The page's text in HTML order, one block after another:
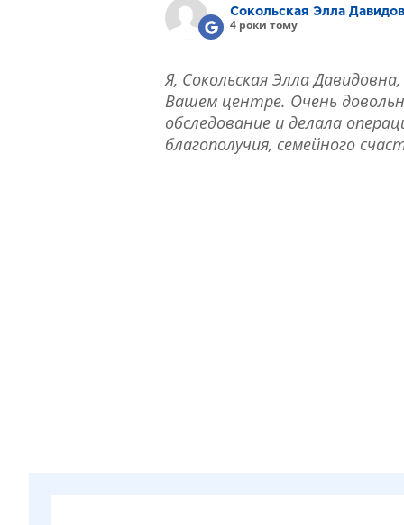
Сокольская Элла
4 роки тому
Я, Сокольская Элла
Вашем центре. Очень
обследование и делала
благополучия, семейного